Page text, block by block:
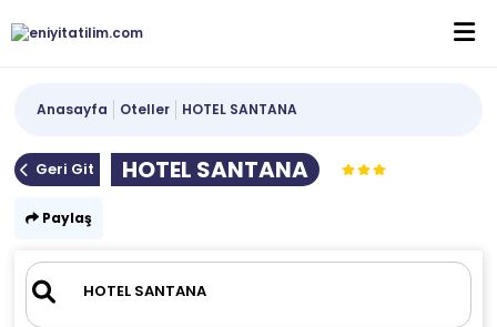
Anasayfa Oteller HOTEL SANTANA
Geri Git HOTEL SANTANA
Paylaş